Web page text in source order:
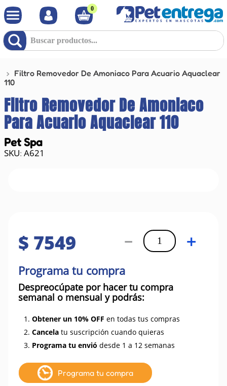
0
Buscar productos...
Filtro Removedor De Amoniaco Para Acuario Aquaclear
110
Filtro Removedor De Amoniaco
Para Acuario Aquaclear 110
Pet Spa
: A621
$ 7549 ＋
－
Programa tu compra
Despreocúpate por hacer tu compra
semanal o mensual y podrás:
1. Obtener un 10% OFF en todas tus compras
2. Cancela tu suscripción cuando quieras
3. Programa tu envió desde 1 a 12 semanas
Programa tu compra